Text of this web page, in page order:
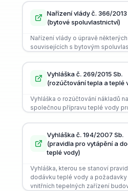
Nařízení vlády č. 366/2013
(bytové spoluvlastnictví)
Nařízení vlády o úpravě
souvisejících s bytovým
Vyhláška č. 269/2015 Sb.
(rozúčtování tepla a teplé
Vyhláška o rozúčtování nákladů
společnou přípravu teplé vody
Vyhláška č. 194/2007 Sb.
(pravidla pro vytápění a
teplé vody)
Vyhláška, kterou se stanoví
dodávku teplé vody a
vnitřních tepelných zařízení